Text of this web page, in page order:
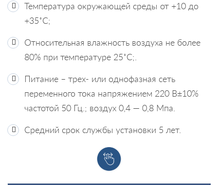
Температура окружающей среды от +10 до
+35˚С;
Относительная влажность воздуха не более
80% при температуре 25˚С;.
Питание – трех- или однофазная сеть
переменного тока напряжением 220 В±10%
частотой 50 Гц.; воздух 0,4 — 0,8 Мпа.
Средний срок службы установки 5 лет.